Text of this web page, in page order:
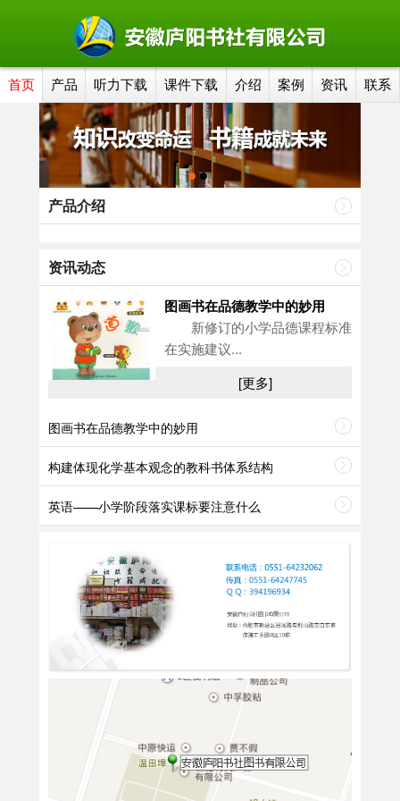
首页 产品 听力下载 课件下载 介绍 案例 资讯 联系
产品介绍
资讯动态
图画书在品德教学中的妙用
新修订的小学品德课程标准
在实施建议...
[更多]
图画书在品德教学中的妙用
构建体现化学基本观念的教科书体系结构
英语——小学阶段落实课标要注意什么